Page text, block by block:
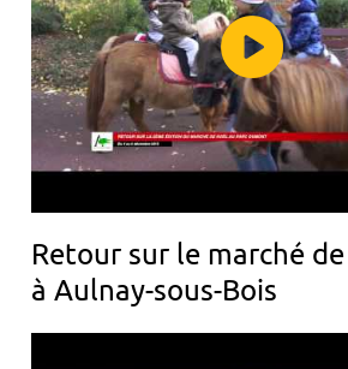
Retour sur le marché
à Aulnay-sous-Bois